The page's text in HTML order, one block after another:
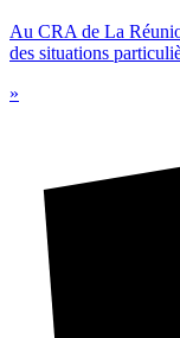
Au CRA de La
des situations
»